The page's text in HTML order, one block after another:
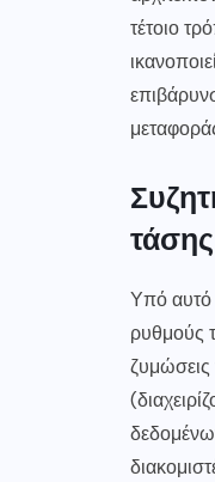
τέτοιο
τάσης
Υπό αυτό
ρυθμούς